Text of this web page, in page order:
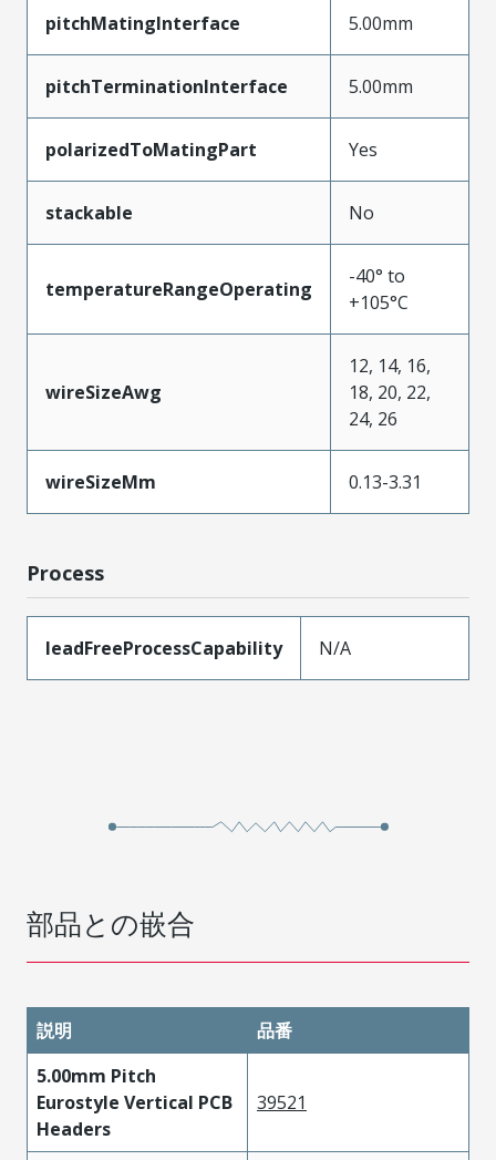
pitchMatingInterface 5.00mm
pitchTerminationInterface 5.00mm
polarizedToMatingPart Yes
stackable No
temperatureRangeOperating
-40° to
+105°C
wireSizeAwg
12, 14, 16,
18, 20, 22,
24, 26
wireSizeMm 0.13-3.31
Process
leadFreeProcessCapability N/A
部品との嵌合
説明
品番
5.00mm Pitch
Eurostyle Vertical PCB
Headers
39521